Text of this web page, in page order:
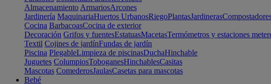
Almacenamiento ArmariosArcones
Jardinería MaquinariaHuertos UrbanosRiegoPlantasJardineras
Cocina BarbacoasCocina de exterior
Decoración Grifos y fuentesEstatuasMacetasTermómetros y estaciones
Textil Cojines de jardínFundas de jardín
Piscina PlegableLimpieza de piscinasDuchaHinchable
Juguetes ColumpiosToboganesHinchablesCasitas
Mascotas ComederosJaulasCasetas para mascotas
Bebé